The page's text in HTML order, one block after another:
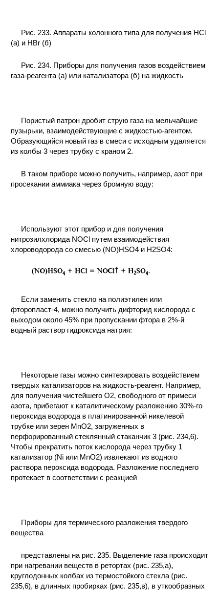
Рис. 233. Аппараты колонного типа для получения НСl
(а) и HВr (б)
Рис. 234. Приборы для получения газов воздействием
газа-реагента (а) или катализатора (б) на жидкость
Пористый патрон дробит струю газа на мельчайшие
пузырьки, взаимодействующие с жидкостью-агентом.
Образующийся новый газ в смеси с исходным удаляется
из колбы 3 через трубку с краном 2.
В таком приборе можно получить, например, азот при
просекании аммиака через бромную воду:
Используют этот прибор и для получения
нитрозилхлорида NOCl путем взаимодействия
хлороводорода со смесью (NO)HSO4 и H2SO4:
Если заменить стекло на полиэтилен или
фторопласт-4, можно получить дифторид кислорода с
выходом около 45% при пропускании фтора в 2%-й
водный раствор гидроксида натрия:
Некоторые газы можно синтезировать воздействием
твердых катализаторов на жидкость-реагент. Например,
для получения чистейшего O2, свободного от примеси
азота, прибегают к каталитическому разложению 30%-го
пероксида водорода в платинированной никелевой
трубке или зерен МnO2, загруженных в
перфорированный стеклянный стаканчик 3 (рис. 234,6).
Чтобы прекратить поток кислорода через трубку 1
катализатор (Ni или МnO2) извлекают из водного
раствора пероксида водорода. Разложение последнего
протекает в соответствии с реакцией
Приборы для термического разложения твердого
вещества
представлены на рис. 235. Выделение газа происходит
при нагревании веществ в ретортах (рис. 235,а),
круглодонных колбах из термостойкого стекла (рис.
235,6), в длинных пробирках (рис. 235,в), в уткообразных